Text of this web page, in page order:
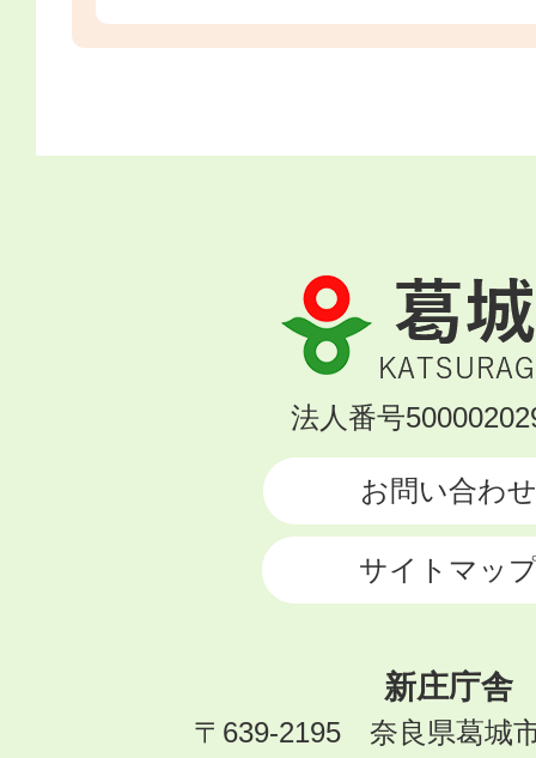
葛
城
市
KATSURAGI
法人番号
お問い合わせ
サイトマッ
新庄庁舎
〒639-2195 奈良県葛城